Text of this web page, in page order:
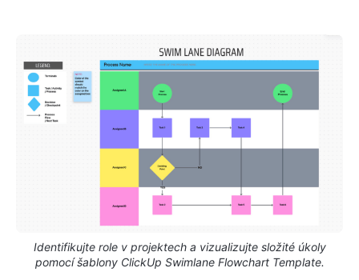
Identifikujte role v projektech a vizualizujte složité úkoly
pomocí šablony ClickUp Swimlane Flowchart Template.